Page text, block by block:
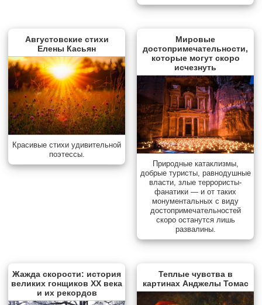
Августовские стихи
Елены Касьян
Красивые стихи удивительной
поэтессы.
Мировые
достопримечательности,
которые могут скоро
исчезнуть
Природные катаклизмы,
добрые туристы, равнодушные
власти, злые террористы-
фанатики — и от таких
монументальных с виду
достопримечательностей
скоро останутся лишь
развалины.
Жажда скорости: история
великих гонщиков XX века
и их рекордов
Теплые чувства в
картинах Анджелы Томас